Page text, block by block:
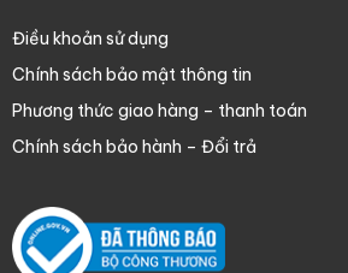
Điều khoản sử dụng
Chính sách bảo mật thông tin
Phương thức giao hàng – thanh toán
Chính sách bảo hành – Đổi trả